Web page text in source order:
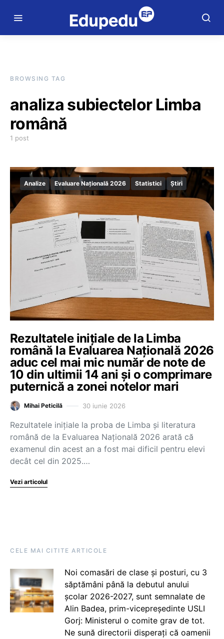
BROWSING TAG
analiza subiectelor Limba
română
1 post
Analize Evaluare Națională 2026 Statistici Știri
Rezultatele inițiale de la Limba
română la Evaluarea Națională 2026
aduc cel mai mic număr de note de
10 din ultimii 14 ani și o comprimare
puternică a zonei notelor mari
Mihai Peticilă 30 iunie 2026
Rezultatele inițiale la proba de Limba și literatura
română de la Evaluarea Națională 2026 arată că
examenul din acest an a fost mai dificil pentru elevi
decât cel din 2025.…
Vezi articolul
CELE MAI CITITE ARTICOLE
Noi comasări de clase și posturi, cu 3
săptămâni până la debutul anului
școlar 2026-2027, sunt semnalate de
Alin Badea, prim-vicepreședinte USLI
Gorj: Ministerul o comite grav de tot.
Ne sună directorii disperați că oamenii